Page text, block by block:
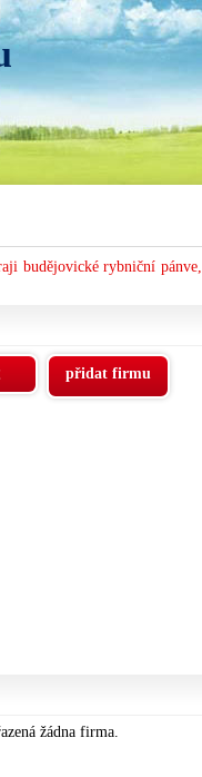
budějovické rybniční pánve,
přidat firmu
žádna firma.